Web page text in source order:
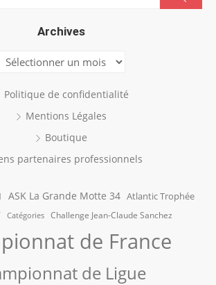
Archives
Archives
Politique de confidentialité
Mentions Légales
Boutique
partenaires professionnels
ASK La Grande Motte 34 Atlantic Trophée
Catégories Challenge Jean-Claude Sanchez
de France
de Ligue